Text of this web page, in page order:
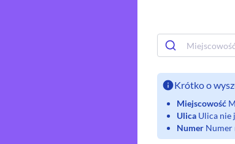
Krótko o
Miejscowość
Ulica Ulica nie
Numer Numer